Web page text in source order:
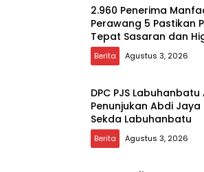
2.960 Penerima
Perawang 5 Pastikan
Tepat Sasaran dan
Berita Agustus 3, 2026
DPC PJS
Penunjukan Abdi Jaya
Sekda Labuhanbatu
Berita Agustus 3, 2026